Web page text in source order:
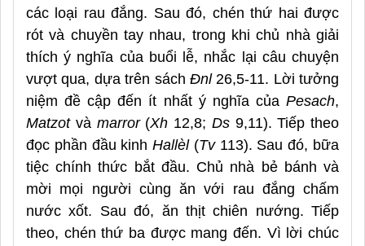
các loại rau đắng. Sau đó, chén thứ hai được
rót và chuyền tay nhau, trong khi chủ nhà giải
thích ý nghĩa của buổi lễ, nhắc lại câu chuyện
vượt qua, dựa trên sách Đnl26,5-11. Lời tưởng
niệm đề cập đến ít nhất ý nghĩa của Pesach,
Matzotvà marror(Xh 12,8; Ds9,11). Tiếp theo
đọc phần đầu kinhHallèl(Tv113). Sau đó, bữa
tiệc chính thức bắt đầu. Chủ nhà bẻ bánh và
mời mọi người cùng ăn với rau đắng chấm
nước xốt. Sau đó, ăn thịt chiên nướng. Tiếp
theo, chén thứ ba được mang đến. Vì lời chúc